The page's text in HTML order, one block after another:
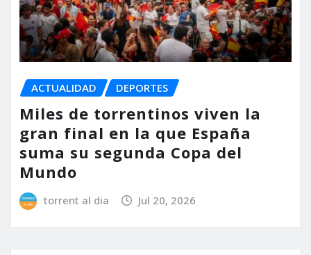
ACTUALIDAD DEPORTES
Miles de torrentinos viven la
gran final en la que España
suma su segunda Copa del
Mundo
torrent al dia Jul 20, 2026